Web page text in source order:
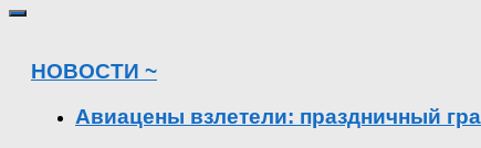
НОВОСТИ ~
Авиацены взлетели: праздничный